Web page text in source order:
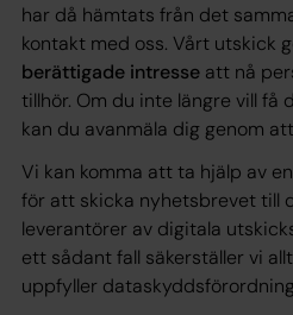
har då hämtats från det
kontakt med oss. Vårt utskick
berättigade intresse att nå
tillhör. Om du inte längre vill få
kan du avanmäla dig genom
Vi kan komma att ta hjälp av
för att skicka nyhetsbrevet till
leverantörer av digitala
ett sådant fall säkerställer vi
uppfyller